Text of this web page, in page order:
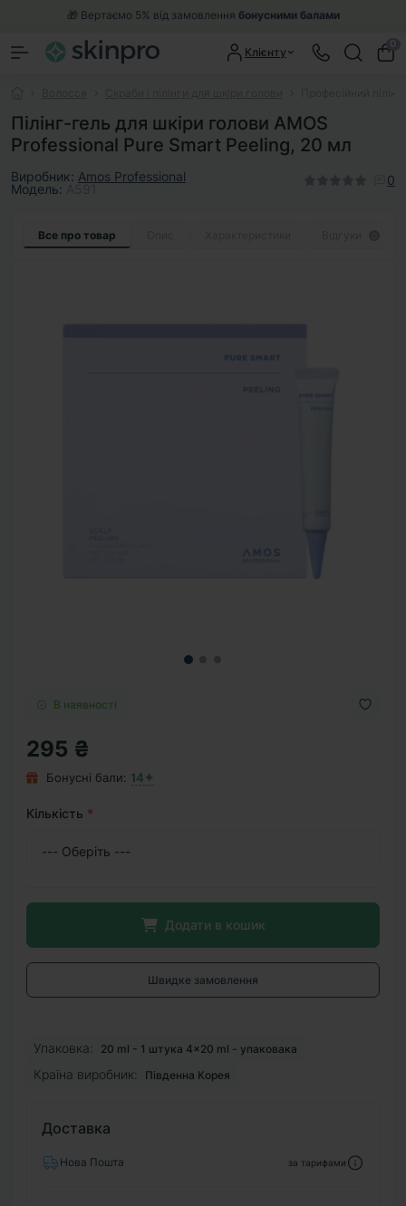
🎁 Вертаємо 5% від замовлення бонусними балами
Клієнту
Пілінг-гель для шкіри голови AMOS
Professional Pure Smart Peeling, 20 мл
Виробник: Amos Professional
Модель:
0
Все про товар
В наявності
295 ₴
Бонусні бали: 14✦
Кількість *
Додати в кошик
Швидке замовлення
Упаковка: 20 ml - 1 штука 4×20 ml - упаковака
Країна виробник: Південна Корея
Доставка
Нова Пошта за тарифами